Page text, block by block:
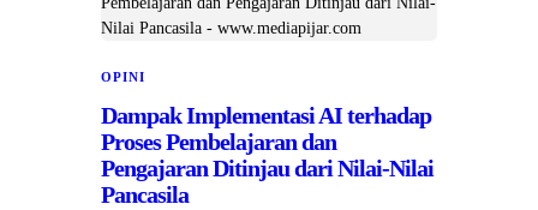
OPINI
Dampak Implementasi AI terhadap
Proses Pembelajaran dan
Pengajaran Ditinjau dari Nilai-Nilai
Pancasila